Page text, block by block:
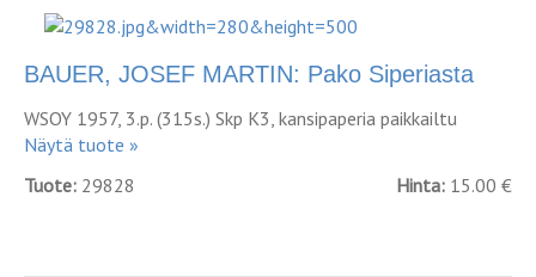
BAUER, JOSEF MARTIN: Pako Siperiasta
WSOY 1957, 3.p. (315s.) Skp K3, kansipaperia paikkailtu
Näytä tuote »
Tuote: 29828 Hinta: 15.00 €